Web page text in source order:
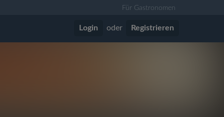
Für Gastronomen
Login oder Registrieren